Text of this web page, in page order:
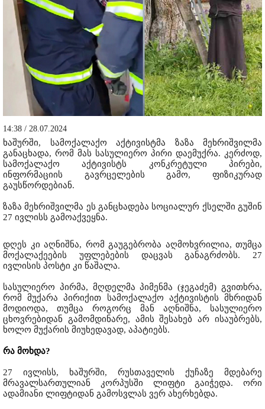
14:38 / 28.07.2024
ხაშურში, სამოქალაქო აქტივისტმა ზაზა მეხრიშვილმა
განაცხადა, რომ მას სასულიერო პირი დაემუქრა. კერძოდ,
სამოქალაქო აქტივისტს კონკრეტული პირები,
ინფორმაციის გავრცელების გამო, ფიზიკურად
გაუსწორდებიან.
ზაზა მეხრიშვილმა ეს განცხადება სოციალურ ქსელში გუშინ
27 ივლისს გამოაქვეყნა.
დღეს კი აღნიშნა, რომ გაუგებრობა აღმოხვრილია, თუმცა
მოქალაქეების უფლებების დაცვას განაგრძობს. 27
ივლისის პოსტი კი წაშალა.
სასულიერო პირმა, მღდელმა პიმენმა (ჯეგაძემ) გვითხრა,
რომ მუქარა პირიქით სამოქალაქო აქტივისტის მხრიდან
მოდიოდა, თუმცა როგორც მან აღნიშნა, სასულიერო
ცხოვრებიდან გამომდინარე, ამის შესახებ არ ისაუბრებს,
ხოლო მუქარის მიუხედავად, აპატიებს.
რა მოხდა?
27 ივლისს, ხაშურში, რუსთაველის ქუჩაზე მდებარე
მრავალსართულიან კორპუსში ლიფტი გაიჭედა. ორი
ადამიანი ლიფტიდან გამოსვლას ვერ ახერხებდა.